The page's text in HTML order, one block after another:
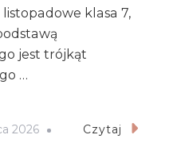
klasa 7,
jest trójkąt
…
2026 Czytaj